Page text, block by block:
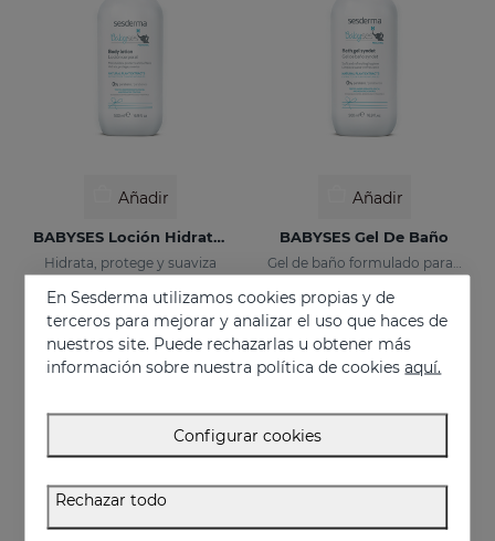
Añadir
BABYSES Loción Hidratante
Hidrata, protege y suaviza
18.00 €
Añadir
BABYSES Gel De Baño
15.95 €
En Sesderma utilizamos cookies propias y de
terceros para mejorar y analizar el uso que haces de
nuestros site. Puede rechazarlas u obtener más
información sobre nuestra política de cookiesaquí.
Configurar cookies
Rechazar todo